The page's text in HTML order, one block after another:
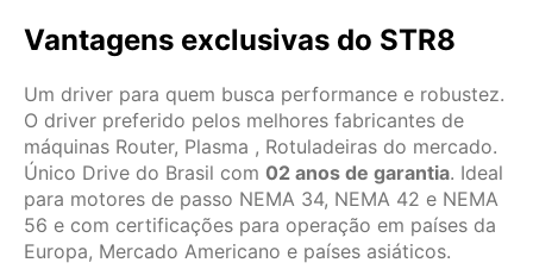
Vantagens exclusivas do STR8
Um driver para quem busca performance e robustez.
O driver preferido pelos melhores fabricantes de
máquinas Router, Plasma , Rotuladeiras do mercado.
Único Drive do Brasil com 02 anos de garantia. Ideal
para motores de passo NEMA 34, NEMA 42 e NEMA
56 e com certificações para operação em países da
Europa, Mercado Americano e países asiáticos.